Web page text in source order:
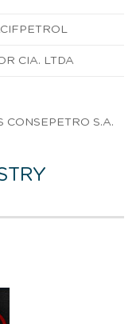
CIA. LTDA
CONSEPETRO S.A.